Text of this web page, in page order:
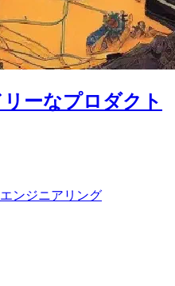
ーなプロダクト
エンジニアリング